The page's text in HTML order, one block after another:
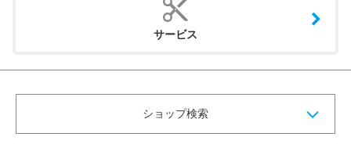
サービス
ショップ検索